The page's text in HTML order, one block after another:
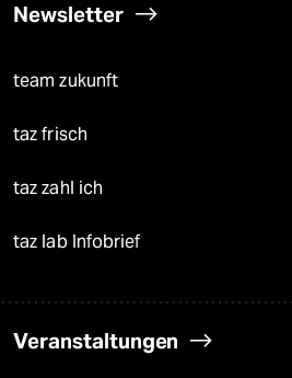
Newsletter
team zukunft
taz frisch
taz zahl ich
taz lab Infobrief
Veranstaltungen